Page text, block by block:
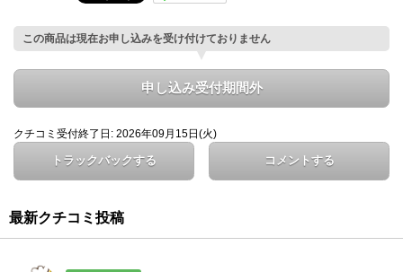
この商品は現在お申し込みを受け付けておりません
申し込み受付期間外
クチコミ受付終了日: 2026年09月15日(火)
トラックバックする コメントする
最新クチコミ投稿